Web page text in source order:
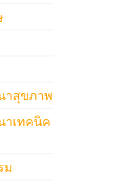
าสุขภาพ
าเทคนิค
ม